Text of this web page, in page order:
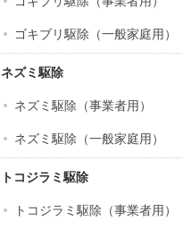
ゴキブリ駆除（一般家庭用）
ネズミ駆除
ネズミ駆除（事業者用）
ネズミ駆除（一般家庭用）
トコジラミ駆除
トコジラミ駆除（事業者用）